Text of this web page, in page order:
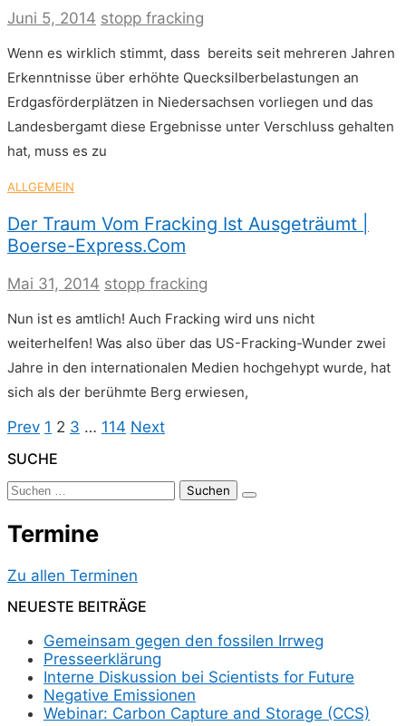
Juni 5, 2014 stopp fracking
Wenn es wirklich stimmt, dass bereits seit mehreren Jahren
Erkenntnisse über erhöhte Quecksilberbelastungen an
Erdgasförderplätzen in Niedersachsen vorliegen und das
Landesbergamt diese Ergebnisse unter Verschluss gehalten
hat, muss es zu
ALLGEMEIN
Der Traum Vom Fracking Ist Ausgeträumt |
Boerse-Express.com
Mai 31, 2014 stopp fracking
Nun ist es amtlich! Auch Fracking wird uns nicht
weiterhelfen! Was also über das US-Fracking-Wunder zwei
Jahre in den internationalen Medien hochgehypt wurde, hat
sich als der berühmte Berg erwiesen,
Seitennummerierung
Der
Beiträge
PrevPrevious
Page
1 Page
2 Page
3 … Page
114 NextNext
SUCHE
Suchen
nach:
Termine
Zu allen Terminen
NEUESTE BEITRÄGE
Gemeinsam gegen den fossilen Irrweg
Presseerklärung
Interne Diskussion bei Scientists for Future
Negative Emissionen
Webinar: Carbon Capture and Storage (CCS)